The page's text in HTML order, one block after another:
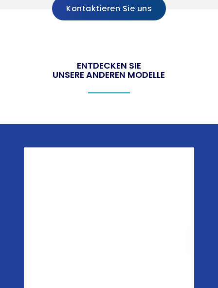
Kontaktieren Sie uns
ENTDECKEN SIE
UNSERE ANDEREN MODELLE